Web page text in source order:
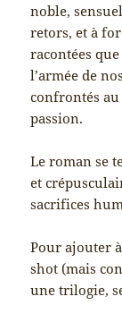
noble,
retors, et à
racontées
l’armée de
confrontés au
passion.
Le roman se
et
sacrifices
Pour ajouter
shot (mais
une trilogie,